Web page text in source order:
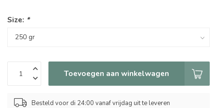
Size: *
Toevoegen aan winkelwagen
Besteld voor di 24:00 vanaf vrijdag uit te leveren